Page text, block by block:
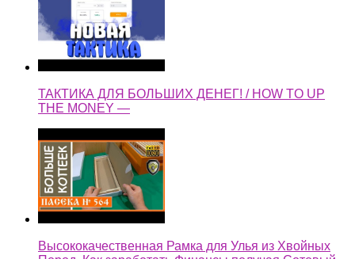
ТАКТИКА ДЛЯ БОЛЬШИХ ДЕНЕГ! / HOW TO UP
THE MONEY —
Высококачественная Рамка для Улья из Хвойных